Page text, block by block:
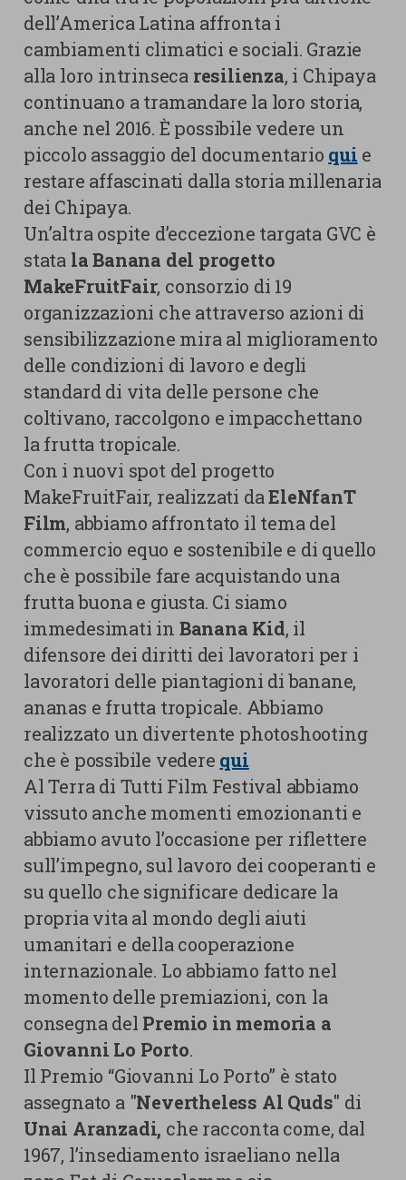
dell’America Latina affronta i
cambiamenti climatici e sociali. Grazie
alla loro intrinseca resilienza, i Chipaya
continuano a tramandare la loro storia,
anche nel 2016. È possibile vedere un
piccolo assaggio del documentario qui e
restare affascinati dalla storia millenaria
dei Chipaya.
Un’altra ospite d’eccezione targata GVC è
stata la Banana del progetto
MakeFruitFair, consorzio di 19
organizzazioni che attraverso azioni di
sensibilizzazione mira al miglioramento
delle condizioni di lavoro e degli
standard di vita delle persone che
coltivano, raccolgono e impacchettano
la frutta tropicale.
Con i nuovi spot del progetto
MakeFruitFair, realizzati daEleNfanT
Film, abbiamo affrontato il tema del
commercio equo e sostenibile e di quello
che è possibile fare acquistando una
frutta buona e giusta. Ci siamo
immedesimati in Banana Kid, il
difensore dei diritti dei lavoratori per i
lavoratori delle piantagioni di banane,
ananas e frutta tropicale. Abbiamo
realizzato un divertente photoshooting
che è possibile vedere qui
Al Terra di Tutti Film Festival abbiamo
vissuto anche momenti emozionanti e
abbiamo avuto l’occasione per riflettere
sull’impegno, sul lavoro dei cooperanti e
su quello che significare dedicare la
propria vita al mondo degli aiuti
umanitari e della cooperazione
internazionale. Lo abbiamo fatto nel
momento delle premiazioni, con la
consegna del Premio in memoria a
Giovanni Lo Porto.
Il Premio “Giovanni Lo Porto” è stato
assegnato a "Nevertheless Al Quds" di
Unai Aranzadi, che racconta come, dal
1967, l’insediamento israeliano nella